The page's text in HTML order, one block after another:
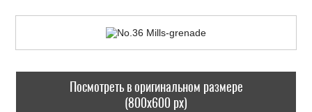
Посмотреть в оригинальном размере
(800x600 px)